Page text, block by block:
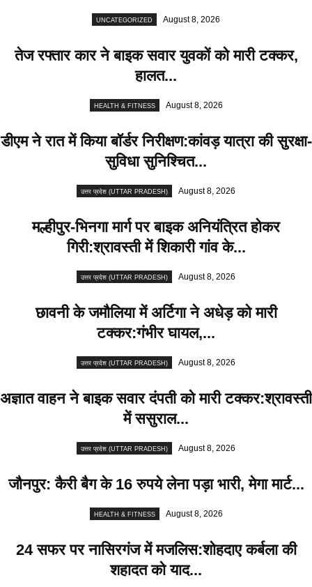
UNCATEGORIZED August 8, 2026
तेज रफ्तार कार ने बाइक सवार युवकों को मारी टक्कर,
हालत...
HEALTH & FITNESS August 8, 2026
डीएम ने रात में किया बॉर्डर निरीक्षण:कांवड़ यात्रा की सुरक्षा-
सुविधा सुनिश्चित...
उत्तर प्रदेश (UTTAR PRADESH) August 8, 2026
मल्हीपुर-भिनगा मार्ग पर बाइक अनियंत्रित होकर
गिरी:श्रावस्ती में शिकारी गांव के...
उत्तर प्रदेश (UTTAR PRADESH) August 8, 2026
छावनी के जमौलिया में अर्टिगा ने अधेड़ को मारी
टक्कर:गंभीर घायल,...
उत्तर प्रदेश (UTTAR PRADESH) August 8, 2026
अज्ञात वाहन ने बाइक सवार दंपती को मारी टक्कर:श्रावस्ती
में ससुराल...
उत्तर प्रदेश (UTTAR PRADESH) August 8, 2026
जौनपुर: कैरी बैग के 16 रुपये लेना पड़ा भारी, मेगा मार्ट...
HEALTH & FITNESS August 8, 2026
24 सफर पर नासिरगंज में मजलिस:शोहदाए कर्बला की
शहादत को याद...